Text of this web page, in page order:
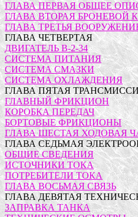
ГЛАВА ПЕРВАЯ ОБЩЕЕ
ГЛАВА ВТОРАЯ БРОНЕВОЙ
ГЛАВА ТРЕТЬЯ
ГЛАВА ЧЕТВЕРТАЯ
ДВИГАТЕЛЬ В-2-34
СИСТЕМА ПИТАНИЯ
СИСТЕМА СМАЗКИ
СИСТЕМА ОХЛАЖДЕНИЯ
ГЛАВА ПЯТАЯ
ГЛАВНЫЙ ФРИКЦИОН
КОРОБКА ПЕРЕДАЧ
БОРТОВЫЕ ФРИКЦИОНЫ
ГЛАВА ШЕСТАЯ ХОДОВАЯ
ГЛАВА СЕДЬМАЯ
ОБЩИЕ СВЕДЕНИЯ
ИСТОЧНИКИ ТОКА
ПОТРЕБИТЕЛИ ТОКА
ГЛАВА ВОСЬМАЯ СВЯЗЬ
ГЛАВА ДЕВЯТАЯ
ЗАПРАВКА ТАНКА